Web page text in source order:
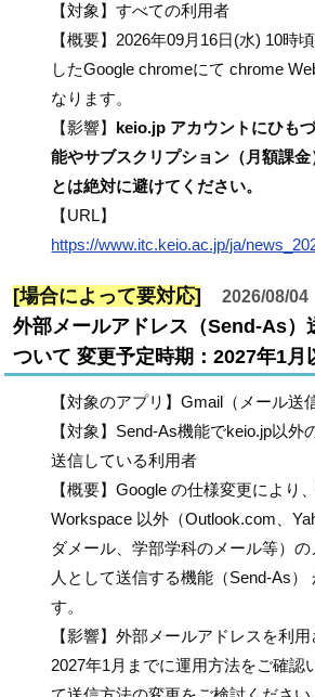
【対象】すべての利用者
【概要】2026年09月16日(水) 10時
したGoogle chromeにて chrome
なります。
【影響】 keio.jp アカウントにひも
能やサブスクリプション（月額課
とは絶対に避けてください。
【URL】
https://www.itc.keio.ac.jp/ja/
[場合によって要対応] 2026/08/04
外部メールアドレス（Send-As）
ついて 変更予定時期：2027年1月
【対象のアプリ】Gmail（メール送
【対象】Send-As機能でkeio.jp以外
送信している利用者
【概要】Google の仕様変更により
Workspace 以外（Outlook.com、
ダメール、学部学科のメール等）
人として送信する機能（Send-As）
す。
【影響】外部メールアドレスを利用
2027年1月までに運用方法をご確認